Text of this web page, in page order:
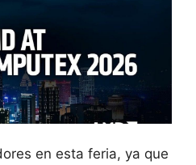
en esta feria, ya que